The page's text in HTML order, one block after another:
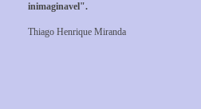
inimaginavel".
Thiago Henrique Miranda